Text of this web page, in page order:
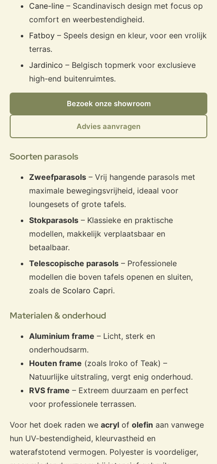
Cane-line – Scandinavisch design met focus op
comfort en weerbestendigheid.
Fatboy – Speels design en kleur, voor een vrolijk
terras.
Jardinico – Belgisch topmerk voor exclusieve
high-end buitenruimtes.
Bezoek onze showroom
Advies aanvragen
Soorten parasols
Zweefparasols – Vrij hangende parasols met
maximale bewegingsvrijheid, ideaal voor
loungesets of grote tafels.
Stokparasols – Klassieke en praktische
modellen, makkelijk verplaatsbaar en
betaalbaar.
Telescopische parasols – Professionele
modellen die boven tafels openen en sluiten,
zoals de Scolaro Capri.
Materialen & onderhoud
Aluminium frame – Licht, sterk en
onderhoudsarm.
Houten frame (zoals Iroko of Teak) –
Natuurlijke uitstraling, vergt enig onderhoud.
RVS frame – Extreem duurzaam en perfect
voor professionele terrassen.
Voor het doek raden we acryl of olefin aan vanwege
hun UV-bestendigheid, kleurvastheid en
waterafstotend vermogen. Polyester is voordeliger,